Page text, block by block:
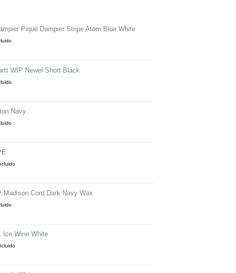
Pique Dampier Stripe Atom Blue White
WIP Newel Short Black
Navy
Madison Cord Dark Navy Wax
Ice Wine White